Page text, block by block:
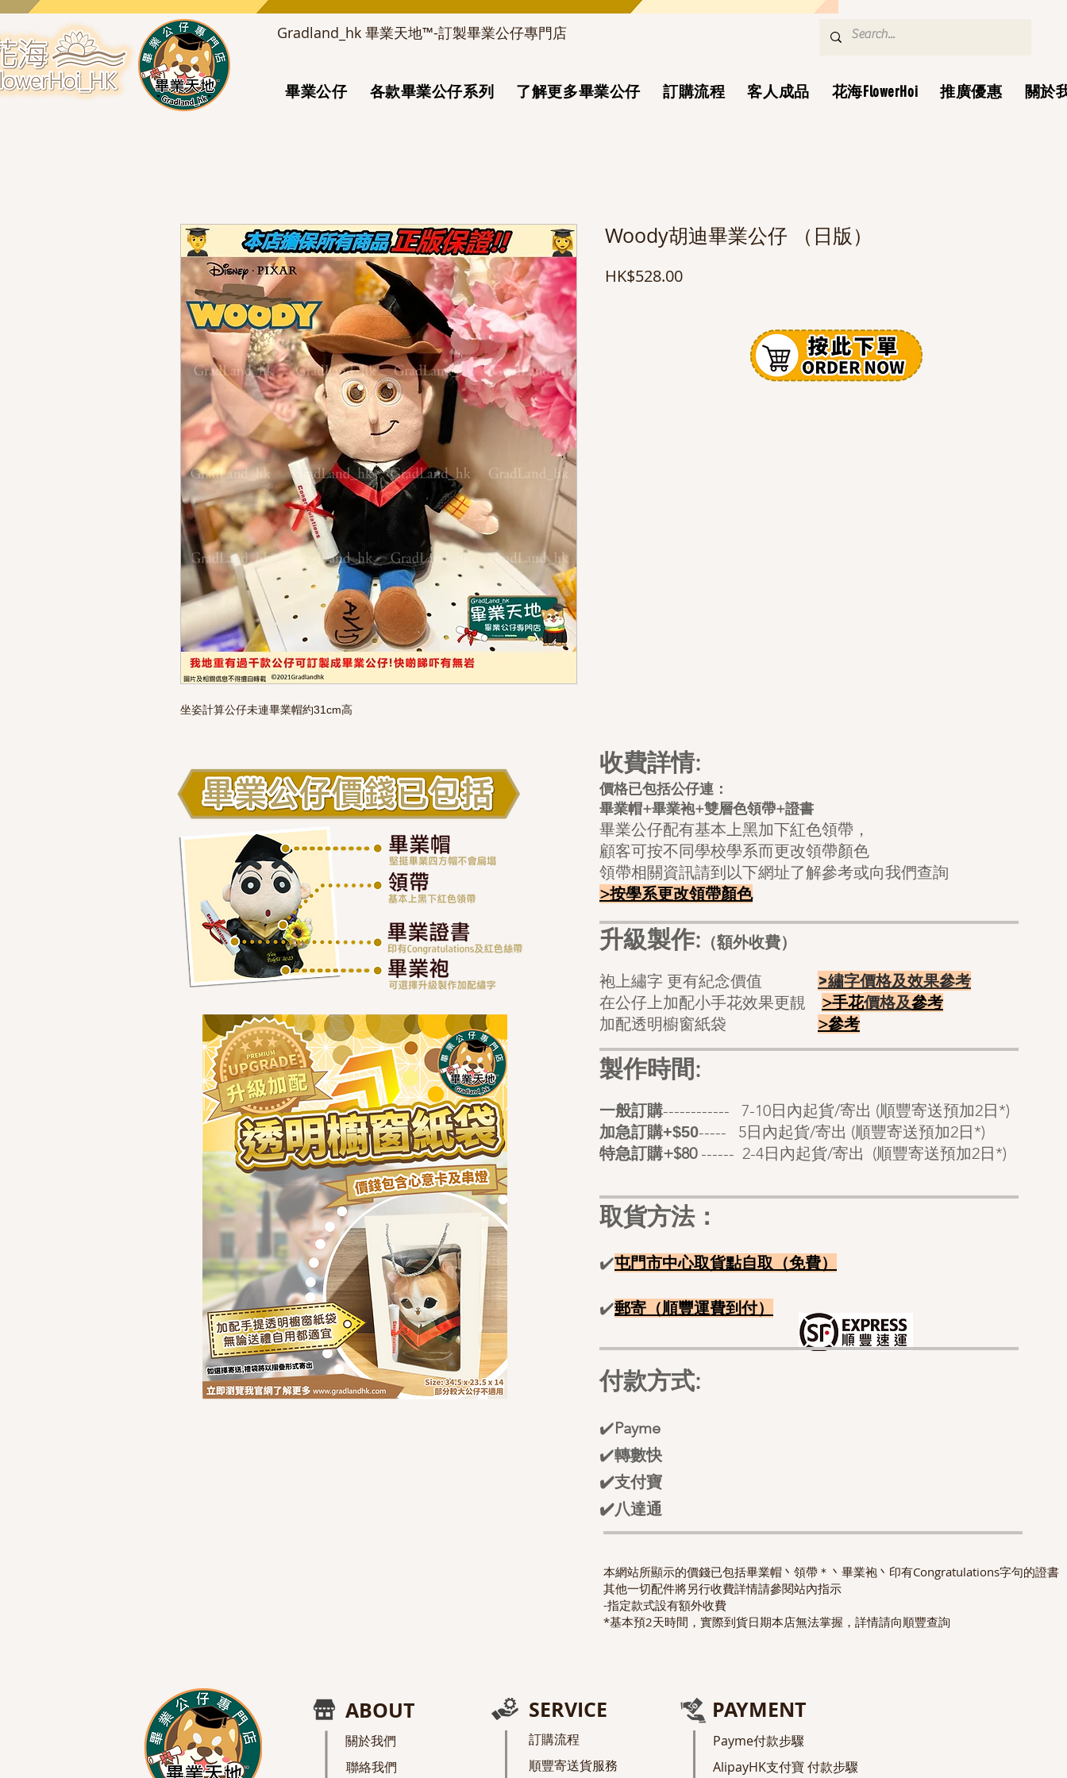
Gradland_hk 畢業天地™-訂製畢業公仔專門店
畢業公仔 各款畢業公仔系列 了解更多畢業公仔 訂購流程 客人成品 花海FlowerHoi 推廣優惠 關於
坐姿計算公仔未連畢業帽約31cm高
Woody胡迪畢業公仔 （日版）
HK$528.00價
收費詳情:
價格已包括公仔連：
畢業帽+畢業袍+雙層色領帶+證書
畢業公仔配有基本上黑加下紅色領帶，
顧客可按不同學校學系而更改領帶顏色
領帶相關資訊請到以下網址了解參考或向我們查詢
>按學系更改領帶顏色
升級製作: （額外收費）
袍上繡字 更有紀念價值 >繡字價格及效果參考
在公仔上加配小手花效果更靚 >手花價格及參考
加配透明櫥窗紙袋 >參考
製作時間:
一般訂購------------ 7-10日內起貨/寄出 (順豐寄送預加2日*)
加急訂購+$50----- 5日內起貨/寄出 (順豐寄送預加2日*)
特急訂購+$80------ 2-4日內起貨/寄出 (順豐寄送預加2日*)
取貨方法：
✔️屯門市中心取貨點自取（免費）
✔️郵寄（順豐運​費到付）
付款方式:
✔️Payme
✔️轉數快
✔️支付寶
✔️八達通
本網站所顯示的價錢已包括畢業帽丶領帶＊丶畢業袍丶印有Congratulations字句的證書
其他一切配件將另行收費詳情請參閱站內指示
-指定款式設有額外收費
*基本預2天時間，實際到貨日期本店無法掌握，詳情請向順豐查詢
ABOUT
關於我們
聯絡我們
SERVICE
訂購流程
順豐寄送貨服務
PAYMENT
Payme付款步驟
AlipayHK支付寶付款步驟